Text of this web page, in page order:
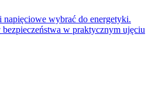
wybrać do energetyki.
w praktycznym ujęciu